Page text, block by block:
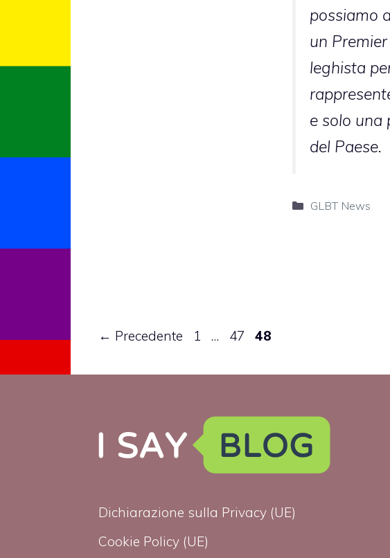
possiamo
un Premier
leghista
e solo una
del Paese.
Categorie
GLBT News
← Precedente Pagina
1 … Pagina
47 Pagina
48
Dichiarazione sulla Privacy (UE)
Cookie Policy (UE)